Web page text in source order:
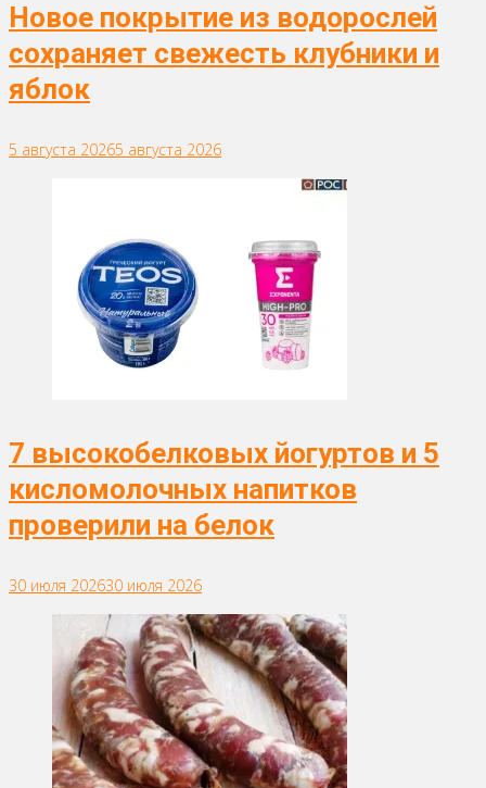
Новое покрытие из водорослей
сохраняет свежесть клубники и
яблок
5 августа 20265 августа 2026
7 высокобелковых йогуртов и 5
кисломолочных напитков
проверили на белок
30 июля 202630 июля 2026